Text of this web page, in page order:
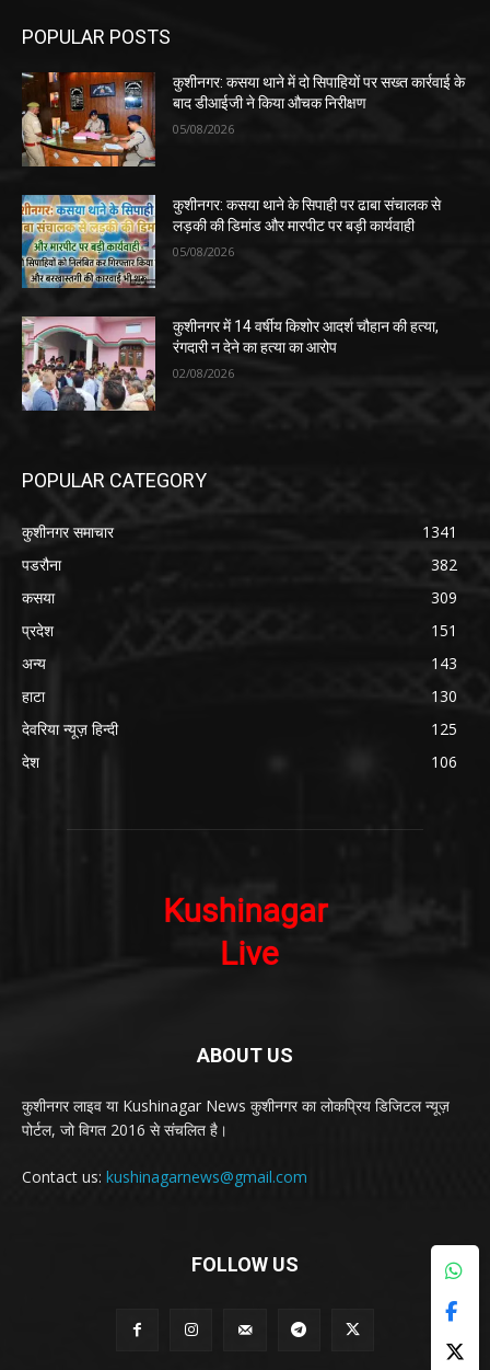
POPULAR POSTS
कुशीनगर: कसया थाने में दो सिपाहियों पर सख्त कार्रवाई के
बाद डीआईजी ने किया औचक निरीक्षण
05/08/2026
कुशीनगर: कसया थाने के सिपाही पर ढाबा संचालक से
लड़की की डिमांड और मारपीट पर बड़ी कार्यवाही
05/08/2026
कुशीनगर में 14 वर्षीय किशोर आदर्श चौहान की हत्या,
रंगदारी न देने का हत्या का आरोप
02/08/2026
POPULAR CATEGORY
कुशीनगर समाचार
1341
पडरौना
382
कसया
309
प्रदेश
151
अन्य
143
हाटा
130
देवरिया न्यूज़ हिन्दी
125
देश
106
ABOUT US
कुशीनगर लाइव या Kushinagar News कुशीनगर का लोकप्रिय डिजिटल न्यूज़
पोर्टल, जो विगत 2016 से संचलित है।
Contact us: kushinagarnews@gmail.com
FOLLOW US